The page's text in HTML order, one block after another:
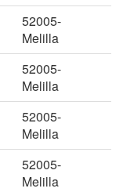
52005-
Melilla
52005-
Melilla
52005-
Melilla
52005-
Melilla